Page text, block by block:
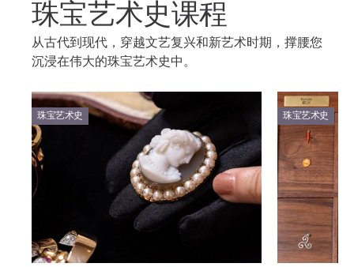
珠宝艺术史课程
从古代到现代，穿越文艺复兴和新艺术时期，撑腰您
沉浸在伟大的珠宝艺术史中。
珠宝艺术史 珠宝艺术史